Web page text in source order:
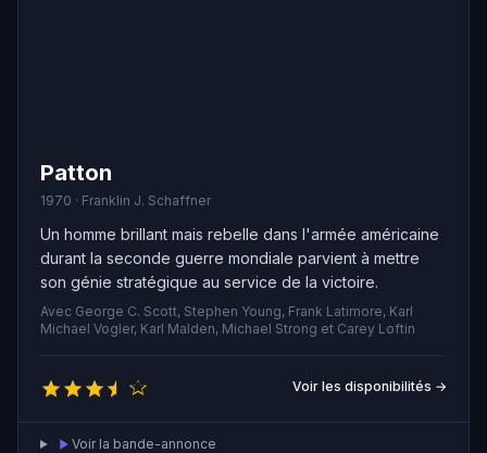
Patton
1970 · Franklin J. Schaffner
Un homme brillant mais rebelle dans l'armée américaine
durant la seconde guerre mondiale parvient à mettre
son génie stratégique au service de la victoire.
Avec George C. Scott, Stephen Young, Frank Latimore, Karl
Michael Vogler, Karl Malden, Michael Strong et Carey Loftin
Voir les disponibilités →
Voir la bande-annonce